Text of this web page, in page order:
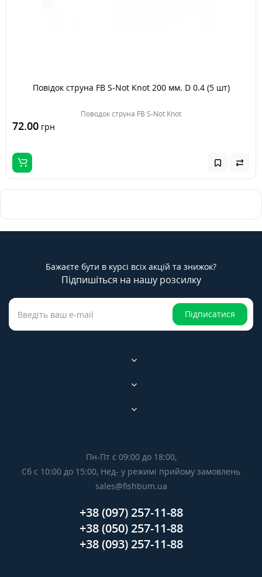
Повідок струна FB S-Not Knot 200 мм. D 0.4 (5 шт)
Поводок струна FB S-Not Knot
72.00 грн
Бажаєте бути в курсі всіх акцій та знижок?
Підпишіться на нашу розсилку
Підписатися
Пн-Пт с 09:00 до 18:00,
Сб с 10:00 до 15:00, Нед- у режимі прийому замовлень
sales@fishbum.ua
+38 (097) 257-11-88
+38 (050) 257-11-88
+38 (093) 257-11-88